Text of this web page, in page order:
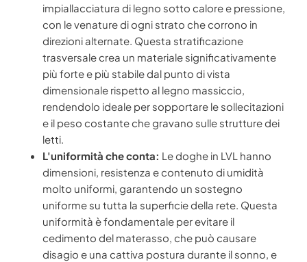
impiallacciatura di legno sotto calore e pressione,
con le venature di ogni strato che corrono in
direzioni alternate. Questa stratificazione
trasversale crea un materiale significativamente
più forte e più stabile dal punto di vista
dimensionale rispetto al legno massiccio,
rendendolo ideale per sopportare le sollecitazioni
e il peso costante che gravano sulle strutture dei
letti.
L'uniformità che conta: Le doghe in LVL hanno
dimensioni, resistenza e contenuto di umidità
molto uniformi, garantendo un sostegno
uniforme su tutta la superficie della rete. Questa
uniformità è fondamentale per evitare il
cedimento del materasso, che può causare
disagio e una cattiva postura durante il sonno, e